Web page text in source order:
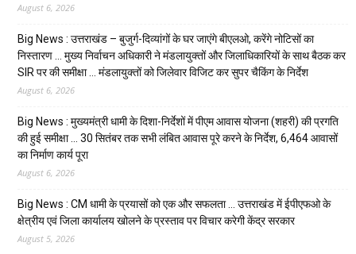
August 6, 2026
Big News : उत्तराखंड – बुजुर्ग-दिव्यांगों के घर जाएंगे बीएलओ, करेंगे नोटिसों का
निस्तारण … मुख्य निर्वाचन अधिकारी ने मंडलायुक्तों और जिलाधिकारियों के साथ बैठक कर
SIR पर की समीक्षा … मंडलायुक्तों को जिलेवार विजिट कर सुपर चैकिंग के निर्देश
August 6, 2026
Big News : मुख्यमंत्री धामी के दिशा-निर्देशों में पीएम आवास योजना (शहरी) की प्रगति
की हुई समीक्षा … 30 सितंबर तक सभी लंबित आवास पूरे करने के निर्देश, 6,464 आवासों
का निर्माण कार्य पूरा
August 6, 2026
Big News : CM धामी के प्रयासों को एक और सफलता … उत्तराखंड में ईपीएफओ के
क्षेत्रीय एवं जिला कार्यालय खोलने के प्रस्ताव पर विचार करेगी केंद्र सरकार
August 5, 2026